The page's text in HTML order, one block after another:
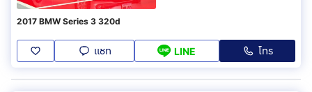
2017 BMW Series 3 320d
แชท LINE โทร